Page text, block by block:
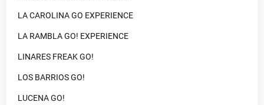
LA CAROLINA GO EXPERIENCE
LA RAMBLA GO! EXPERIENCE
LINARES FREAK GO!
LOS BARRIOS GO!
LUCENA GO!